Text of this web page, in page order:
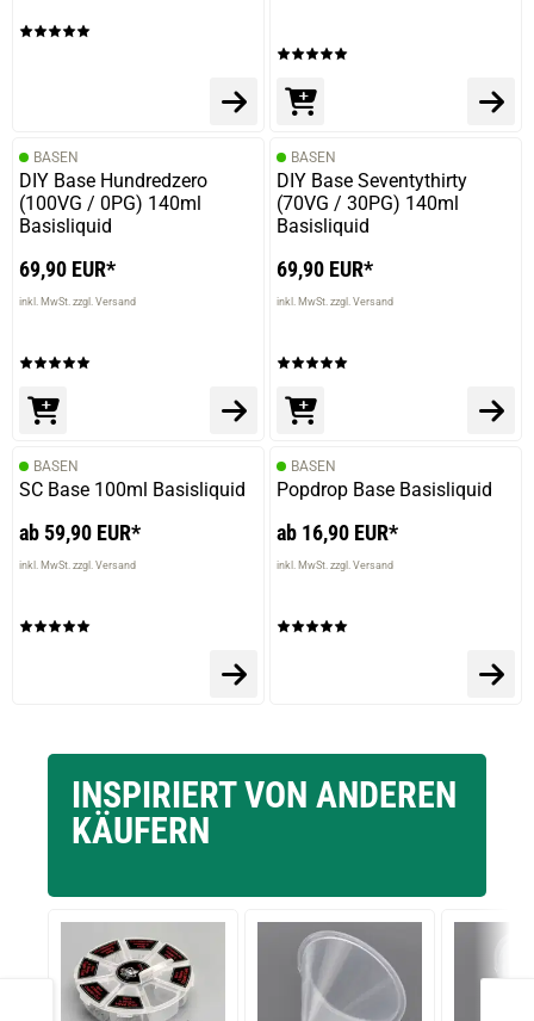
BASEN
DIY Base Hundredzero
(100VG / 0PG) 140ml
Basisliquid
69,90 EUR*
inkl. MwSt. zzgl. Versand
BASEN
DIY Base Seventythirty
(70VG / 30PG) 140ml
Basisliquid
69,90 EUR*
inkl. MwSt. zzgl. Versand
BASEN
SC Base 100ml Basisliquid
ab 59,90 EUR*
inkl. MwSt. zzgl. Versand
BASEN
Popdrop Base Basisliquid
ab 16,90 EUR*
inkl. MwSt. zzgl. Versand
INSPIRIERT VON ANDEREN
KÄUFERN